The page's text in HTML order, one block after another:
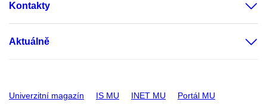
Kontakty
Aktuálně
Univerzitní magazín IS MU INET MU Portál MU